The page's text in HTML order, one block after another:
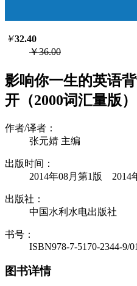
￥32.40
￥36.00
影响你一生的英语
开（2000词汇量版）
作者/译者：
张元婧 主编
出版时间：
2014年08月第1版 2014
出版社：
中国水利水电出版社
书号：
ISBN978-7-5170-2344-9/01
图书详情